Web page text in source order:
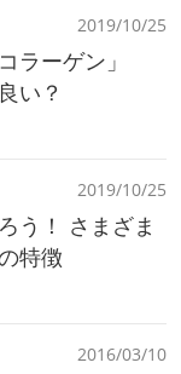
2019/10/25
ラーゲン」
い？
2019/10/25
う！ さまざま
特徴
2016/03/10